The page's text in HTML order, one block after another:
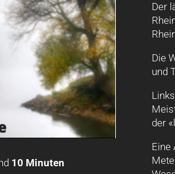
10 Minuten
Der
Die
und
der
Eine